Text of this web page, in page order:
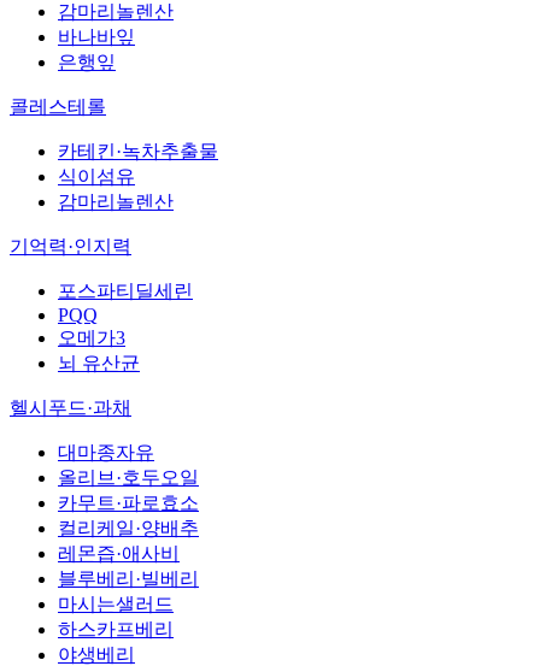
감마리놀렌산
바나바잎
은행잎
콜레스테롤
카테킨·녹차추출물
식이섬유
감마리놀렌산
기억력·인지력
포스파티딜세린
PQQ
오메가3
뇌 유산균
헬시푸드·과채
대마종자유
올리브·호두오일
카무트·파로효소
컬리케일·양배추
레몬즙·애사비
블루베리·빌베리
마시는샐러드
하스카프베리
야생베리